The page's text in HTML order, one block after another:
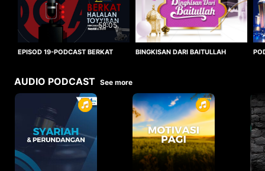
58:05
EPISOD 19-PODCAST BERKAT
BINGKISAN DARI BAITULLAH
AUDIO PODCAST See more